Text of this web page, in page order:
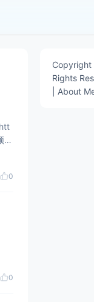
0
0
Copyright
Rights
| About